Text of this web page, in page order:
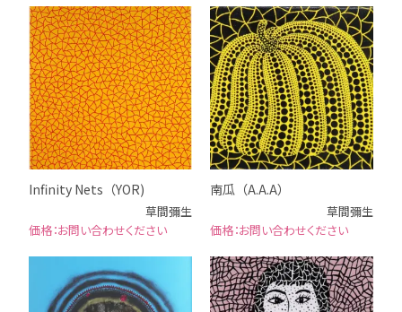
Infinity Nets（YOR)
草間彌生
お問い合わせください
南瓜（A.A.A）
草間彌生
お問い合わせください